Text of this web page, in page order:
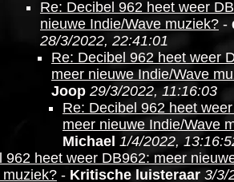
Re: Decibel 962 heet weer
nieuwe Indie/Wave muziek? -
28/3/2022, 22:41:01
Re: Decibel 962 heet weer
meer nieuwe Indie/Wave
Joop 29/3/2022, 11:16:03
Re: Decibel 962 heet
meer nieuwe Indie/Wave
Michael 1/4/2022,
962 heet weer DB962: meer
muziek? - Kritische luisteraar 3/3/